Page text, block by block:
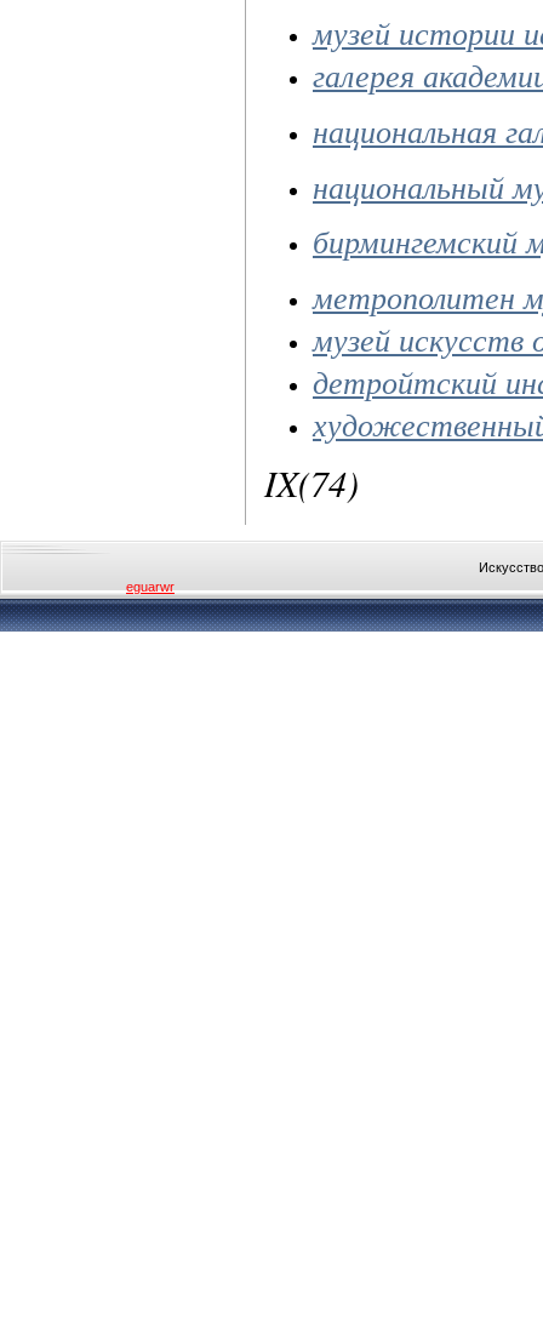
музей истории
галерея
национальная
национальный
бирмингемский
метрополитен
музей искусств
детройтский
IX(74)
eguarwr